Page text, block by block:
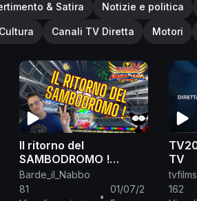
& Satira Notizie e politica
Canali TV Diretta Motori
Il ritorno del
SAMBODROMO !
Riassunto Live del
30.06.25
Barde_il_Nabbo
81
•
01/07/2
TV
tvfilms
162